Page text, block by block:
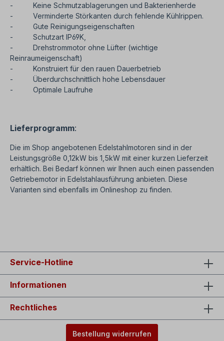
- Keine Schmutzablagerungen und Bakterienherde
- Verminderte Störkanten durch fehlende Kühlrippen.
- Gute Reinigungseigenschaften
- Schutzart IP69K,
- Drehstrommotor ohne Lüfter (wichtige
Reinraumeigenschaft)
- Konstruiert für den rauen Dauerbetrieb
- Überdurchschnittlich hohe Lebensdauer
- Optimale Laufruhe
Lieferprogramm:
Die im Shop angebotenen Edelstahlmotoren sind in der
Leistungsgröße 0,12kW bis 1,5kW mit einer kurzen Lieferzeit
erhältlich. Bei Bedarf können wir Ihnen auch einen passenden
Getriebemotor in Edelstahlausführung anbieten. Diese
Varianten sind ebenfalls im Onlineshop zu finden.
Service-Hotline
Informationen
Rechtliches
Bestellung widerrufen